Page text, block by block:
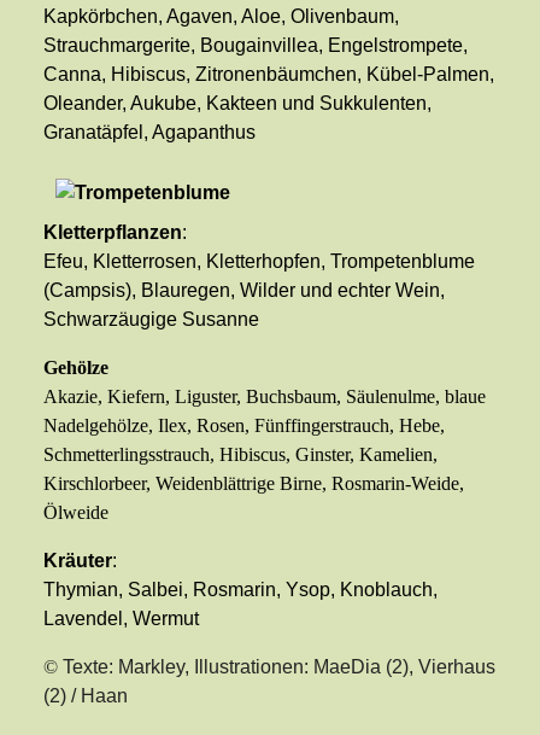
Kapkörbchen, Agaven, Aloe, Olivenbaum,
Strauchmargerite, Bougainvillea, Engelstrompete,
Canna, Hibiscus, Zitronenbäumchen, Kübel-Palmen,
Oleander, Aukube, Kakteen und Sukkulenten,
Granatäpfel, Agapanthus
Kletterpflanzen:
Efeu, Kletterrosen, Kletterhopfen, Trompetenblume
(Campsis), Blauregen, Wilder und echter Wein,
Schwarzäugige Susanne
Gehölze
Akazie, Kiefern, Liguster, Buchsbaum, Säulenulme, blaue
Nadelgehölze, Ilex, Rosen, Fünffingerstrauch, Hebe,
Schmetterlingsstrauch, Hibiscus, Ginster, Kamelien,
Kirschlorbeer, Weidenblättrige Birne, Rosmarin-Weide,
Ölweide
Kräuter:
Thymian, Salbei, Rosmarin, Ysop, Knoblauch,
Lavendel, Wermut
© Texte: Markley, Illustrationen: MaeDia (2), Vierhaus
(2) / Haan